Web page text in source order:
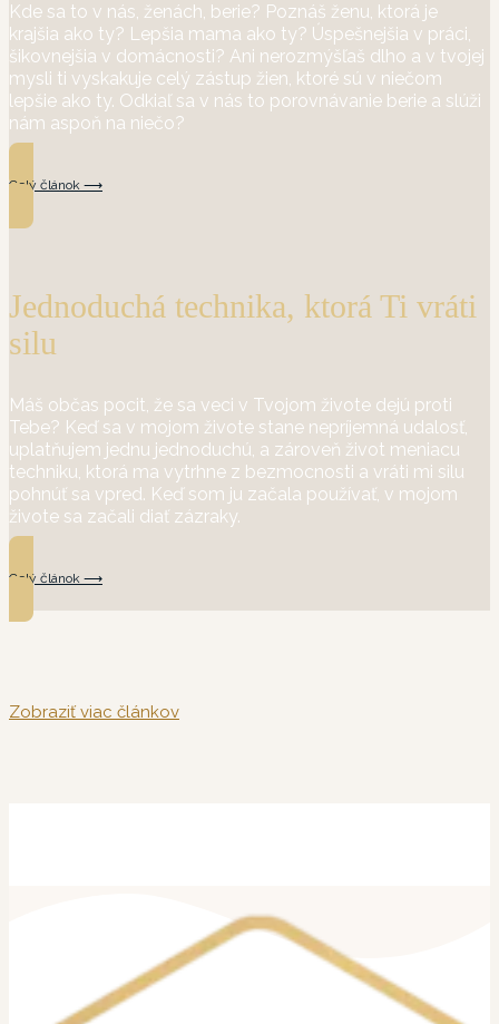
Kde sa to v nás, ženách, berie? Poznáš ženu, ktorá je
krajšia ako ty? Lepšia mama ako ty? Úspešnejšia v práci,
šikovnejšia v domácnosti? Ani nerozmýšľaš dlho a v tvojej
mysli ti vyskakuje celý zástup žien, ktoré sú v niečom
lepšie ako ty. Odkiaľ sa v nás to porovnávanie berie a slúži
nám aspoň na niečo?
Celý článok ⟶
Jednoduchá technika, ktorá Ti vráti
silu
Máš občas pocit, že sa veci v Tvojom živote dejú proti
Tebe? Keď sa v mojom živote stane nepríjemná udalosť,
uplatňujem jednu jednoduchú, a zároveň život meniacu
techniku, ktorá ma vytrhne z bezmocnosti a vráti mi silu
pohnúť sa vpred. Keď som ju začala používať, v mojom
živote sa začali diať zázraky.
Celý článok ⟶
Zobraziť viac článkov